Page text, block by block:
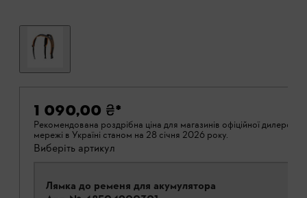
1 090,00 ₴*
Рекомендована роздрібна ціна для магазинів офіційної дилерській
мережі в Україні станом на 28 січня 2026 року.
Виберіть артикул
Лямка до ременя для акумулятора